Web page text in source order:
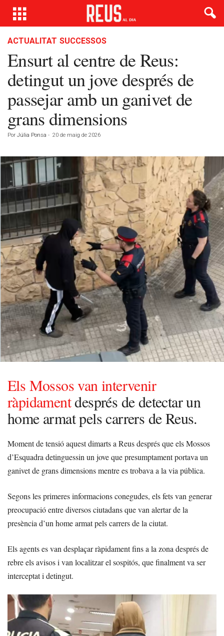
ACTUALITAT SUCCESSOS
Ensurt al centre de Reus:
detingut un jove després de
passejar amb un ganivet de
grans dimensions
Por Júlia Ponsa - 20 de maig de 2026
Els Mossos van intervenir
ràpidamentdesprés de detectar un
home armat pels carrers de Reus.
Moment de tensió aquest dimarts a Reus després que els Mossos
d’Esquadra detinguessin un jove que presumptament portava un
ganivet de grans dimensions mentre es trobava a la via pública.
Segons les primeres informacions conegudes, els fets van generar
preocupació entre diversos ciutadans que van alertar de la
presència d’un home armat pels carrers de la ciutat.
Els agents es van desplaçar ràpidament fins a la zona després de
rebre els avisos i van localitzar el sospitós, que finalment va ser
interceptat i detingut.